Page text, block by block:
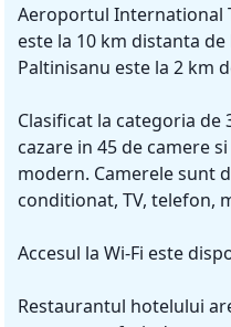
Aeroportul International
este la 10 km distanta
Paltinisanu este la 2 km
Clasificat la categoria de
cazare in 45 de camere
modern. Camerele sunt
conditionat, TV, telefon,
Accesul la Wi-Fi este
Restaurantul hotelului